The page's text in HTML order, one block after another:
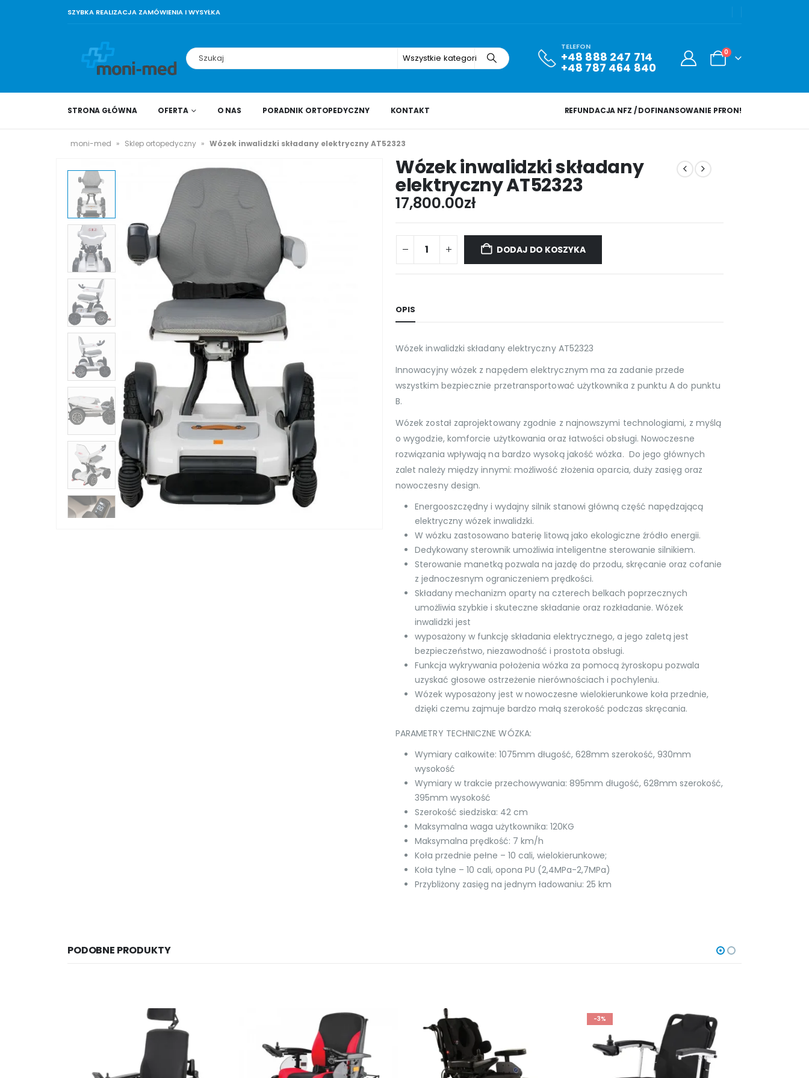
SZYBKA REALIZACJA ZAMÓWIENIA I WYSYŁKA
Wszystkie kategorie
TELEFON
+48 888 247 714
+48 787 464 840
0
STRONA GŁÓWNA OFERTA O NAS PORADNIK ORTOPEDYCZNY KONTAKT REFUNDACJA NFZ / DOFINANSOWANIE PFRON!
moni-med » Sklep ortopedyczny » Wózek inwalidzki składany elektryczny AT52323
Wózek inwalidzki składany
elektryczny AT52323
17,800.00zł
DODAJ DO KOSZYKA
OPIS
Wózek inwalidzki składany elektryczny AT52323
Innowacyjny wózek z napędem elektrycznym ma za zadanie przede
wszystkim bezpiecznie przetransportować użytkownika z punktu A do punktu
B.
Wózek został zaprojektowany zgodnie z najnowszymi technologiami, z myślą
o wygodzie, komforcie użytkowania oraz łatwości obsługi. Nowoczesne
rozwiązania wpływają na bardzo wysoką jakość wózka. Do jego głównych
zalet należy między innymi: możliwość złożenia oparcia, duży zasięg oraz
nowoczesny design.
Energooszczędny i wydajny silnik stanowi główną część napędzającą
elektryczny wózek inwalidzki.
W wózku zastosowano baterię litową jako ekologiczne źródło energii.
Dedykowany sterownik umożliwia inteligentne sterowanie silnikiem.
Sterowanie manetką pozwala na jazdę do przodu, skręcanie oraz cofanie
z jednoczesnym ograniczeniem prędkości.
Składany mechanizm oparty na czterech belkach poprzecznych
umożliwia szybkie i skuteczne składanie oraz rozkładanie. Wózek
inwalidzki jest
wyposażony w funkcję składania elektrycznego, a jego zaletą jest
bezpieczeństwo, niezawodność i prostota obsługi.
Funkcja wykrywania położenia wózka za pomocą żyroskopu pozwala
uzyskać głosowe ostrzeżenie nierównościach i pochyleniu.
Wózek wyposażony jest w nowoczesne wielokierunkowe koła przednie,
dzięki czemu zajmuje bardzo małą szerokość podczas skręcania.
PARAMETRY TECHNICZNE WÓZKA:
Wymiary całkowite: 1075mm długość, 628mm szerokość, 930mm
wysokość
Wymiary w trakcie przechowywania: 895mm długość, 628mm szerokość,
395mm wysokość
Szerokość siedziska: 42 cm
Maksymalna waga użytkownika: 120KG
Maksymalna prędkość: 7 km/h
Koła przednie pełne – 10 cali, wielokierunkowe;
Koła tylne – 10 cali, opona PU (2,4MPa-2,7MPa)
Przybliżony zasięg na jednym ładowaniu: 25 km
PODOBNE PRODUKTY